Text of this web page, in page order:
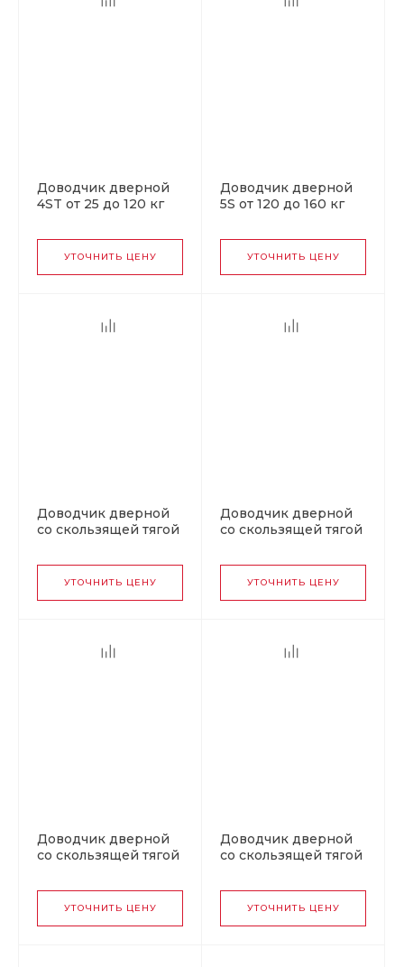
Доводчик дверной
4ST от 25 до 120 кг
УТОЧНИТЬ ЦЕНУ
Доводчик дверной
5S от 120 до 160 кг
УТОЧНИТЬ ЦЕНУ
Доводчик дверной
со скользящей тягой
40 до 100 кг графит
УТОЧНИТЬ ЦЕНУ
Доводчик дверной
со скользящей тягой
70 до 130 кг
коричневый
УТОЧНИТЬ ЦЕНУ
Доводчик дверной
со скользящей тягой
40 до 100 кг черный
УТОЧНИТЬ ЦЕНУ
Доводчик дверной
со скользящей тягой
кг черный
УТОЧНИТЬ ЦЕНУ